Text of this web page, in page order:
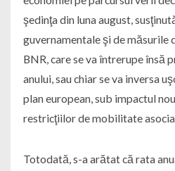
şedinţa din luna august,
guvernamentale şi de măsurile
BNR, care se va întrerupe însă
anului, sau chiar se va inversa
plan european, sub impactul
restricţiilor de mobilitate
Totodată, s-a arătat că rata